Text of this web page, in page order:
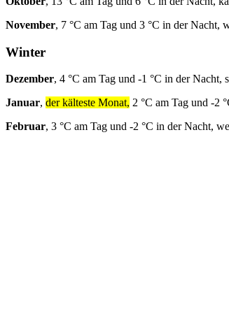
November, 7 °C am Tag und 3 °C in der Nacht,
Winter
Dezember, 4 °C am Tag und -1 °C in der Nacht,
Januar, der kälteste Monat, 2 °C am Tag und -2
Februar, 3 °C am Tag und -2 °C in der Nacht,